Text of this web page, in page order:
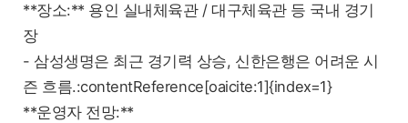
**장소:** 용인 실내체육관 / 대구체육관 등 국내 경기
장
- 삼성생명은 최근 경기력 상승, 신한은행은 어려운 시
즌 흐름.:contentReference[oaicite:1]{index=1}
**운영자 전망:**